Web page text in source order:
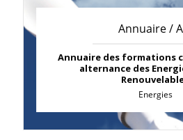
Annuaire /
Annuaire des formations
alternance des
Energies